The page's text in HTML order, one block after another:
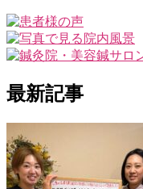
最新記事